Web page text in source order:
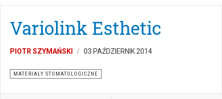
Variolink Esthetic
PIOTR SZYMAŃSKI 03 PAŹDZIERNIK 2014
MATERIAŁY STOMATOLOGICZNE